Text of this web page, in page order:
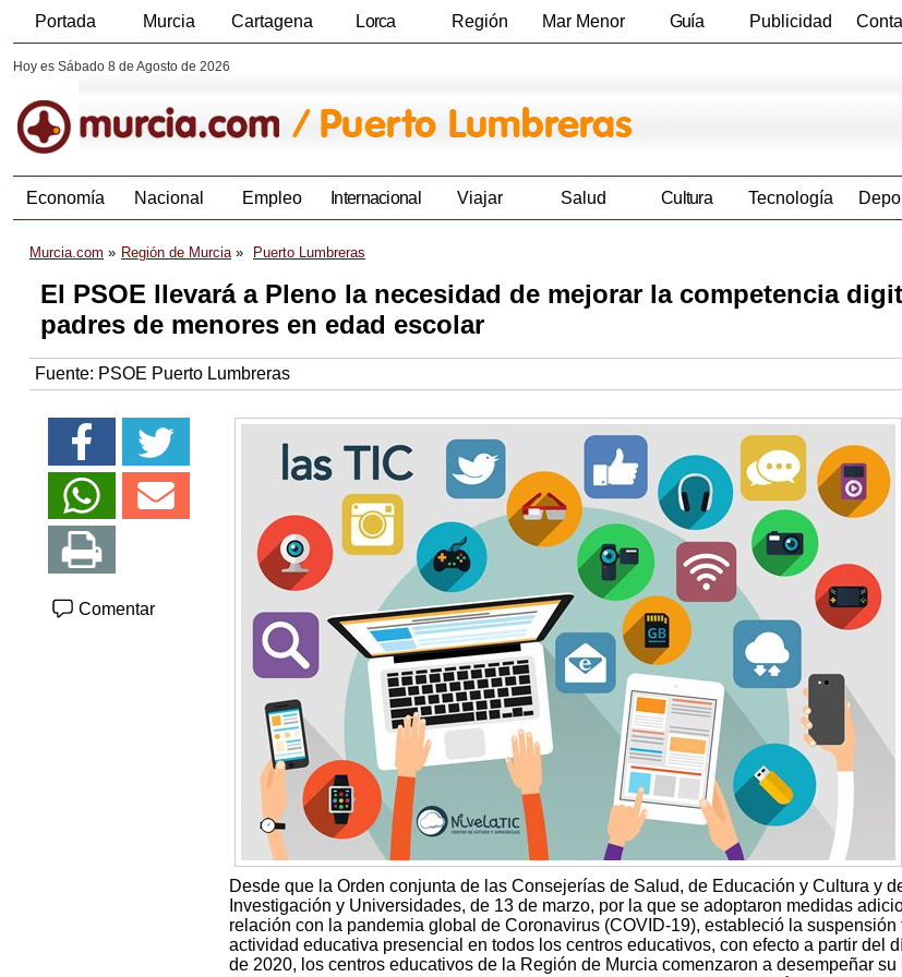
Portada Murcia Cartagena Lorca Región Mar Menor Guía Publicidad
Hoy es Sábado 8 de Agosto de 2026
Economía Nacional Empleo Internacional Viajar Salud Cultura Tecnología
Murcia.com Región de Murcia Puerto Lumbreras
El PSOE llevará a Pleno la necesidad de mejorar la competencia
padres de menores en edad escolar
Fuente: PSOE Puerto Lumbreras
Comentar
Desde que la Orden conjunta de las Consejerías de Salud, de Educación y Cultura y
Investigación y Universidades, de 13 de marzo, por la que se adoptaron medidas
relación con la pandemia global de Coronavirus (COVID-19), estableció la suspensión
actividad educativa presencial en todos los centros educativos, con efecto a partir del
de 2020, los centros educativos de la Región de Murcia comenzaron a desempeñar su